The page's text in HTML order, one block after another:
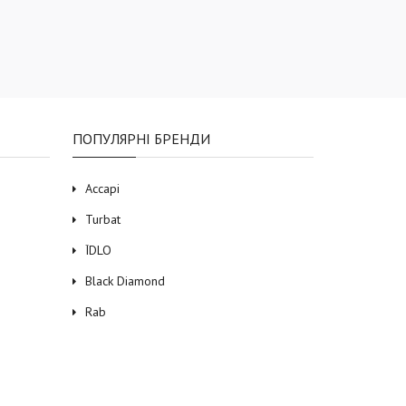
ПОПУЛЯРНІ БРЕНДИ
Accapi
Turbat
ЇDLO
Black Diamond
Rab